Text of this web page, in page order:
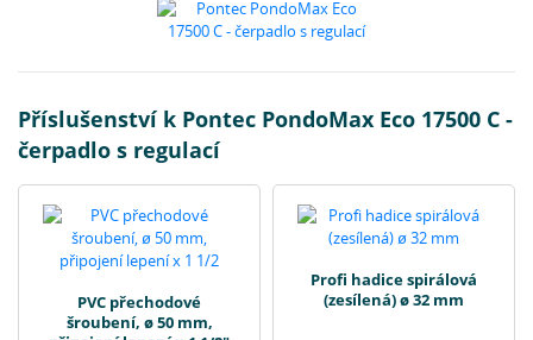
Příslušenství k Pontec PondoMax Eco 17500 C -
čerpadlo s regulací
PVC přechodové
šroubení, ø 50 mm,
Profi hadice spirálová
(zesílená) ø 32 mm